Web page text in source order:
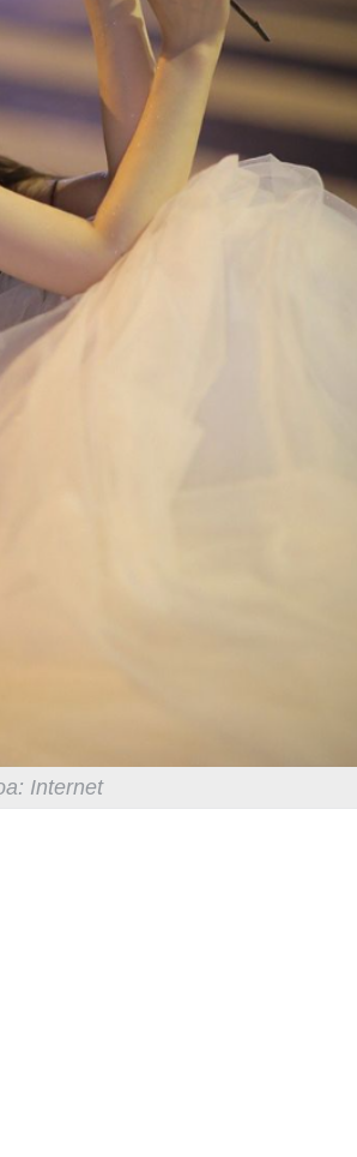
Internet